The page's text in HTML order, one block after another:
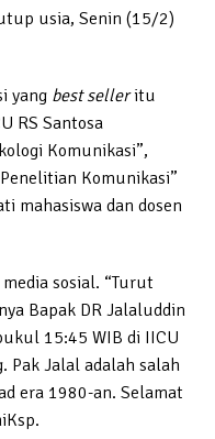
usia, Senin (15/2)
yang best selleritu
RS Santosa
Komunikasi”,
Komunikasi”
mahasiswa dan dosen
sosial. “Turut
Bapak DR Jalaluddin
15:45 WIB di IICU
Pak Jalal adalah salah
era 1980-an. Selamat